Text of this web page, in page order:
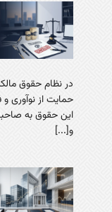
در نظام حقوق
حمایت از
این حقوق به
و[...]